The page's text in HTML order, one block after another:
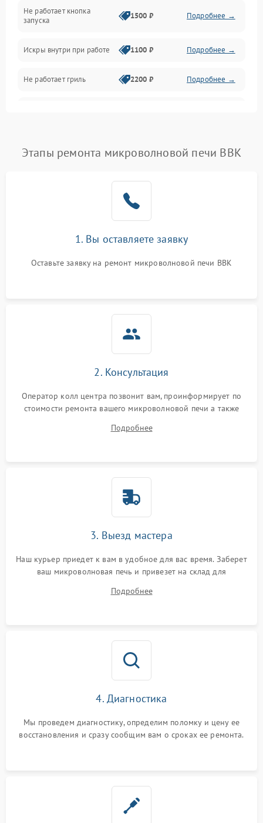
Нагрев и приготовление
Программное обеспечение
Не работает кнопка
запуска
1500 ₽ Подробнее →
Искры внутри при работе 1100 ₽ Подробнее →
Не работает гриль 2200 ₽ Подробнее →
Появление запаха гари Подробнее →
2200 ₽
Не работают сенсорные
1000 ₽
Этапы ремонта микроволновой печи BBK
1. Вы оставляете заявку
Оставьте заявку на ремонт микроволновой печи BBK
2. Консультация
Оператор колл центра позвонит вам, проинформирует по
стоимости ремонта вашего микроволновой печи а также
Подробнее
3. Выезд мастера
Наш курьер приедет к вам в удобное для вас время. Заберет
ваш микроволновая печь и привезет на склад для
Подробнее
4. Диагностика
Мы проведем диагностику, определим поломку и цену ее
восстановления и сразу сообщим вам о сроках ее ремонта.